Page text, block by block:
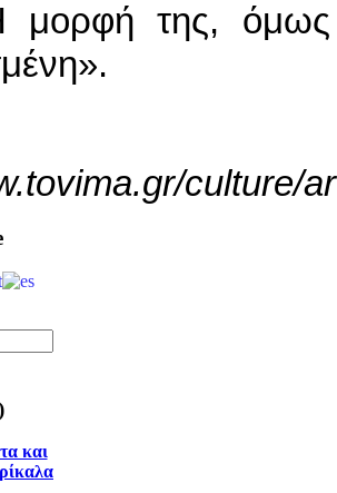
της, όμως
culture/
και